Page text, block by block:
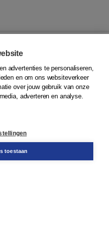
advertenties te personaliseren,
en om ons websiteverkeer
over jouw gebruik van onze
adverteren en analyse.
toestaan